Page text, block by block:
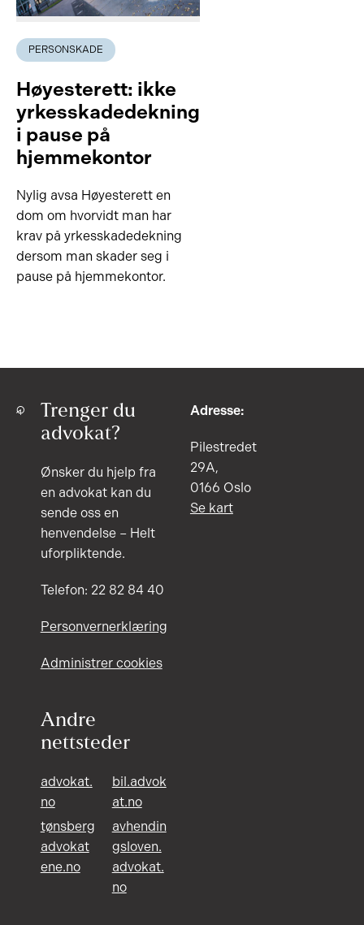
PERSONSKADE
Høyesterett: ikke
yrkesskadedekning
i pause på
hjemmekontor
Nylig avsa Høyesterett en
dom om hvorvidt man har
krav på yrkesskadedekning
dersom man skader seg i
pause på hjemmekontor.
Trenger du
advokat?
Ønsker du hjelp fra
en advokat kan du
sende oss en
henvendelse – Helt
uforpliktende.
Telefon: 22 82 84 40
Personvernerklæring
Administrer cookies
Andre
nettsteder
advokat.
no
bil.advok
at.no
tønsberg
advokat
ene.no
avhendin
gsloven.
advokat.
no
Adresse:
Pilestredet
29A,
0166 Oslo
Se kart